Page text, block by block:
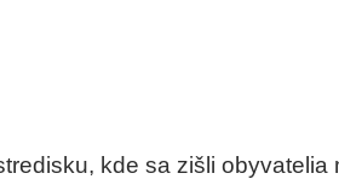
kde sa zišli obyvatelia